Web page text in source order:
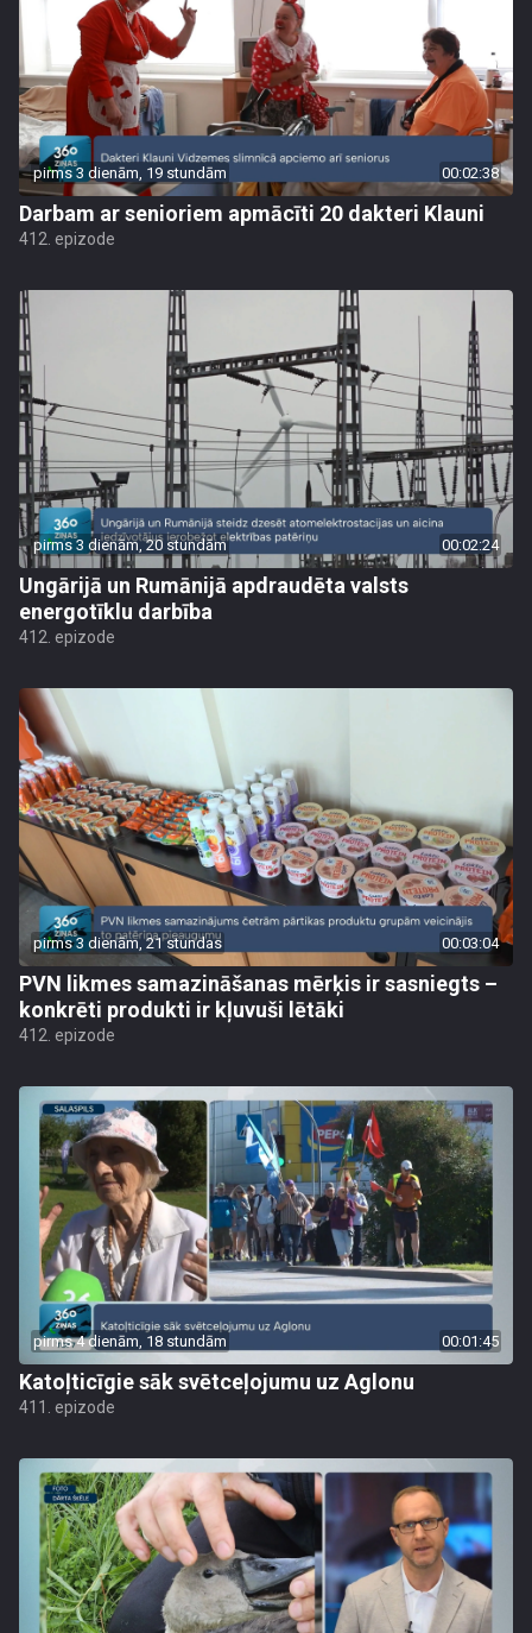
pirms 3 dienām, 19 stundām 00:02:38
Darbam ar senioriem apmācīti 20 dakteri Klauni
412. epizode
pirms 3 dienām, 20 stundām 00:02:24
Ungārijā un Rumānijā apdraudēta valsts
energotīklu darbība
412. epizode
pirms 3 dienām, 21 stundas 00:03:04
PVN likmes samazināšanas mērķis ir sasniegts –
konkrēti produkti ir kļuvuši lētāki
412. epizode
pirms 4 dienām, 18 stundām 00:01:45
Katoļticīgie sāk svētceļojumu uz Aglonu
411. epizode